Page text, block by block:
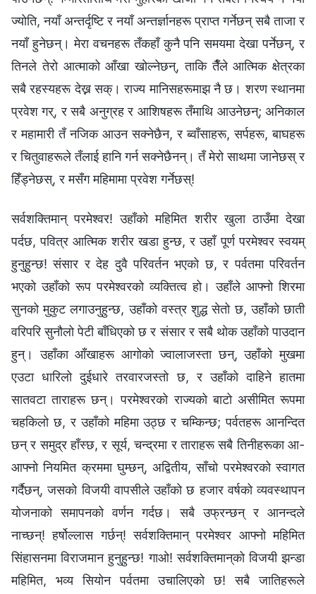
ज्योति, नयाँ अन्तर्दृष्टि र नयाँ अन्तर्ज्ञानहरू प्राप्त गर्नेछन् सबै ताजा र
नयाँ हुनेछन्। मेरा वचनहरू तँकहाँ कुनै पनि समयमा देखा पर्नेछन्, र
तिनले तेरो आत्माको आँखा खोल्नेछन्, ताकि तैँले आत्मिक क्षेत्रका
सबै रहस्यहरू देख्न सक्। राज्य मानिसहरूमाझ नै छ। शरण स्थानमा
प्रवेश गर्, र सबै अनुग्रह र आशिषहरू तँमाथि आउनेछन्; अनिकाल
र महामारी तँ नजिक आउन सक्नेछैन, र ब्‍वाँसाहरू, सर्पहरू, बाघहरू
र चितुवाहरूले तँलाई हानि गर्न सक्नेछैनन्। तँ मेरो साथमा जानेछस् र
हिँड्नेछस्, र मसँग महिमामा प्रवेश गर्नेछस्!
सर्वशक्तिमान् परमेश्‍वर! उहाँको महिमित शरीर खुला ठाउँमा देखा
पर्दछ, पवित्र आत्मिक शरीर खडा हुन्छ, र उहाँ पूर्ण परमेश्‍वर स्वयम्‌
हुनुहुन्छ! संसार र देह दुवै परिवर्तन भएको छ, र पर्वतमा परिवर्तन
भएको उहाँको रूप परमेश्‍वरको व्यक्तित्व हो। उहाँले आफ्नो शिरमा
सुनको मुकुट लगाउनुहुन्छ, उहाँको वस्त्र शुद्ध सेतो छ, उहाँको छाती
वरिपरि सुनौलो पेटी बाँधिएको छ र संसार र सबै थोक उहाँको पाउदान
हुन्। उहाँका आँखाहरू आगोको ज्वालाजस्ता छन्, उहाँको मुखमा
एउटा धारिलो दुईधारे तरवारजस्तो छ, र उहाँको दाहिने हातमा
सातवटा ताराहरू छन्। परमेश्‍वरको राज्यको बाटो असीमित रूपमा
चहकिलो छ, र उहाँको महिमा उठ्छ र चम्किन्छ; पर्वतहरू आनन्दित
छन् र समुद्र हाँस्छ, र सूर्य, चन्द्रमा र ताराहरू सबै तिनीहरूका आ-
आफ्नो नियमित क्रममा घुम्छन्, अद्वितीय, साँचो परमेश्‍वरको स्वागत
गर्दैछन्, जसको विजयी वापसीले उहाँको छ हजार वर्षको व्यवस्थापन
योजनाको समापनको वर्णन गर्दछ। सबै उफ्रन्छन् र आनन्दले
नाच्छन्! हर्षोल्‍लास गर्छन्! सर्वशक्तिमान् परमेश्‍वर आफ्नो महिमित
सिंहासनमा विराजमान हुनुहुन्छ! गाओ! सर्वशक्तिमान्‌को विजयी झन्डा
महिमित, भव्य सियोन पर्वतमा उचालिएको छ! सबै जातिहरूले